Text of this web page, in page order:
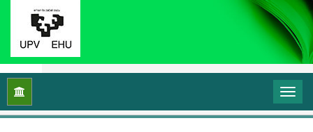
Inicio Vol. 7 Núm. 1 (2019): Investigación en danza